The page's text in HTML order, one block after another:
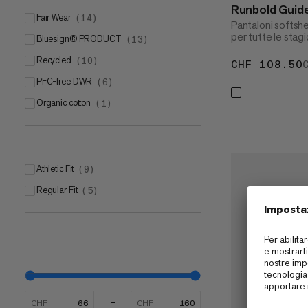
Fair Wear ( 14 )
bluesign® PRODUCT ( 13 )
Recycled ( 10 )
PFC-free DWR ( 6 )
Organic cotton ( 1 )
Athletic Fit ( 9 )
Regular Fit ( 5)
CHF CHF
Runbold
Pantaloni
per tutte le
CHF 108.50